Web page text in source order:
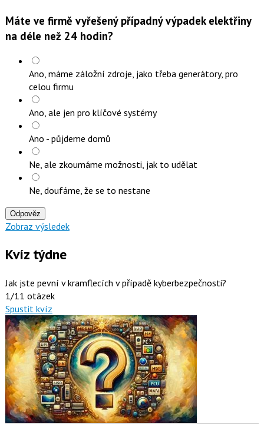
Máte ve firmě vyřešený případný výpadek elektřiny
na déle než 24 hodin?
Ano, máme záložní zdroje, jako třeba generátory, pro
celou firmu
Ano, ale jen pro klíčové systémy
Ano - půjdeme domů
Ne, ale zkoumáme možnosti, jak to udělat
Ne, doufáme, že se to nestane
Odpověz
Zobraz výsledek
Kvíz týdne
Jak jste pevní v kramflecích v případě kyberbezpečnosti?
1/11 otázek
Spustit kvíz